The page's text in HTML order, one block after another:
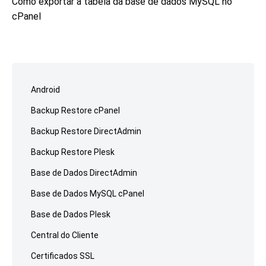
post:
cPanel
rodapé
Android
Backup Restore cPanel
Backup Restore DirectAdmin
Backup Restore Plesk
Base de Dados DirectAdmin
Base de Dados MySQL cPanel
Base de Dados Plesk
Central do Cliente
Certificados SSL